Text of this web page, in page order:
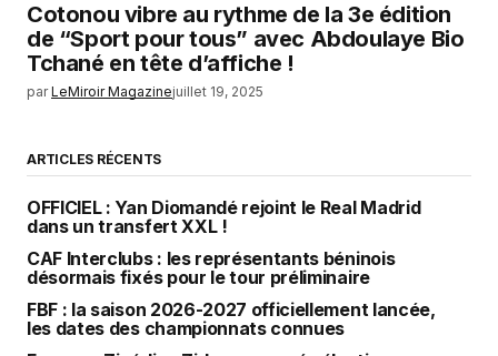
Cotonou vibre au rythme de la 3e édition
de “Sport pour tous” avec Abdoulaye Bio
Tchané en tête d’affiche !
par LeMiroir Magazinejuillet 19, 2025
ARTICLES RÉCENTS
OFFICIEL : Yan Diomandé rejoint le Real Madrid
dans un transfert XXL !
CAF Interclubs : les représentants béninois
désormais fixés pour le tour préliminaire
FBF : la saison 2026-2027 officiellement lancée,
les dates des championnats connues